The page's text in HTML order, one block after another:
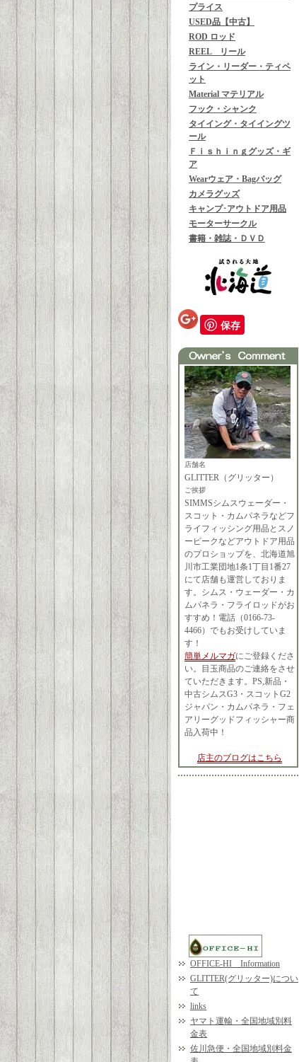
プライス
USED品【中古】
ROD ロッド
REEL リール
ライン・リーダー・ティペ
ット
Material マテリアル
フック・シャンク
タイイング・タイイングツ
ール
Ｆｉｓｈｉｎｇグッズ・ギ
ア
Wearウェア・Bagバッグ
カメラグッズ
キャンプ･アウトドア用品
モーターサークル
書籍・雑誌・ＤＶＤ
保存
店舗名
GLITTER（グリッター）
ご挨拶
SIMMSシムスウェーダー・
スコット・カムパネラなどフ
ライフィッシング用品とスノ
ーピークなどアウトドア用品
のプロショップを、北海道旭
川市工業団地1条1丁目1番27
にて店舗も運営しておりま
す。シムス・ウェーダー・カ
ムパネラ・フライロッドがお
すすめ！電話（0166-73-
4466）でもお受けしていま
す！
簡単メルマガにご登録くださ
い。目玉商品のご連絡をさせ
ていただきます。PS,新品・
中古シムスG3・スコットG2
ジャパン・カムパネラ・フェ
アリーグッドフィッシャー商
品入荷中！
店主のブログはこちら
OFFICE-HI Information
GLITTER(グリッター)につい
て
links
ヤマト運輸・全国地域別料
金表
佐川急便・全国地域別料金